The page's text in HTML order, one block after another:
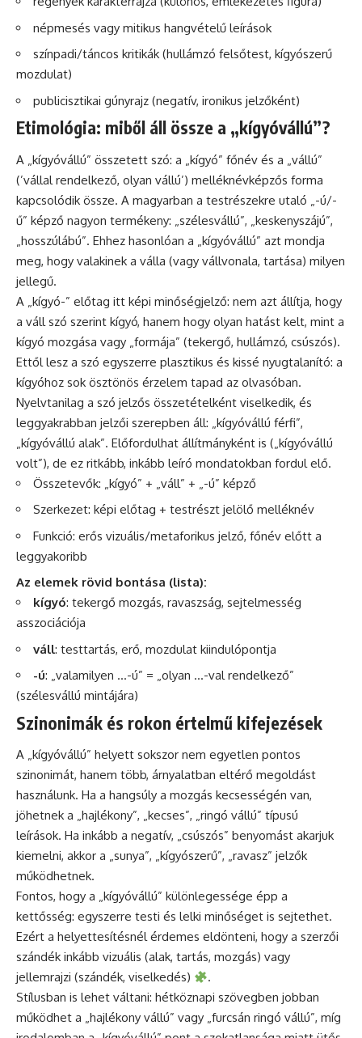
népmesés vagy mitikus hangvételű leírások
színpadi/táncos kritikák (hullámzó felsőtest, kígyószerű
mozdulat)
publicisztikai gúnyrajz (negatív, ironikus jelzőként)
Etimológia: miből áll össze a „kígyóvállú”?
A „kígyóvállú” összetett szó: a „kígyó” főnév és a „vállú”
(’vállal rendelkező, olyan vállú’) melléknévképzős forma
kapcsolódik össze. A magyarban a testrészekre utaló „-ú/-
ű” képző nagyon termékeny: „szélesvállú”, „keskenyszájú”,
„hosszúlábú”. Ehhez hasonlóan a „kígyóvállú” azt mondja
meg, hogy valakinek a válla (vagy vállvonala, tartása) milyen
jellegű.
A „kígyó-” előtag itt képi minőségjelző: nem azt állítja, hogy
a váll szó szerint kígyó, hanem hogy olyan hatást kelt, mint a
kígyó mozgása vagy „formája” (tekergő, hullámzó, csúszós).
Ettől lesz a szó egyszerre plasztikus és kissé nyugtalanító: a
kígyóhoz sok ösztönös érzelem tapad az olvasóban.
Nyelvtanilag a szó jelzős összetételként viselkedik, és
leggyakrabban jelzői szerepben áll: „kígyóvállú férfi”,
„kígyóvállú alak”. Előfordulhat állítmányként is („kígyóvállú
volt”), de ez ritkább, inkább leíró mondatokban fordul elő.
Összetevők: „kígyó” + „váll” + „-ú” képző
Szerkezet: képi előtag + testrészt jelölő melléknév
Funkció: erős vizuális/metaforikus jelző, főnév előtt a
leggyakoribb
Az elemek rövid bontása (lista):
kígyó: tekergő mozgás, ravaszság, sejtelmesség
asszociációja
váll: testtartás, erő, mozdulat kiindulópontja
-ú: „valamilyen …-ú” = „olyan …-val rendelkező”
(szélesvállú mintájára)
Szinonimák és rokon értelmű kifejezések
A „kígyóvállú” helyett sokszor nem egyetlen pontos
szinonimát, hanem több, árnyalatban eltérő megoldást
használunk. Ha a hangsúly a mozgás kecsességén van,
jöhetnek a „hajlékony”, „kecses”, „ringó vállú” típusú
leírások. Ha inkább a negatív, „csúszós” benyomást akarjuk
kiemelni, akkor a „sunya”, „kígyószerű”, „ravasz” jelzők
működhetnek.
Fontos, hogy a „kígyóvállú” különlegessége épp a
kettősség: egyszerre testi és lelki minőséget is sejtethet.
Ezért a helyettesítésnél érdemes eldönteni, hogy a szerzői
szándék inkább vizuális (alak, tartás, mozgás) vagy
jellemrajzi (szándék, viselkedés)
.
Stílusban is lehet váltani: hétköznapi szövegben jobban
működhet a „hajlékony vállú” vagy „furcsán ringó vállú”, míg